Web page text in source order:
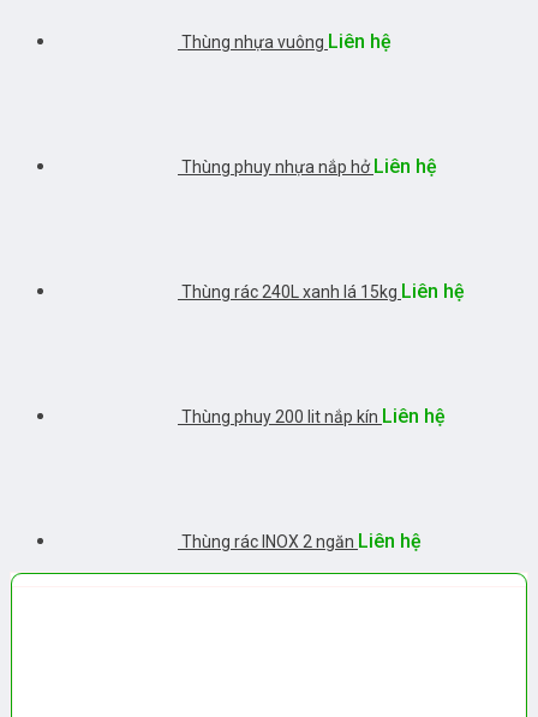
Thùng nhựa vuông Liên hệ
Thùng phuy nhựa nắp hở Liên hệ
Thùng rác 240L xanh lá 15kg Liên hệ
Thùng phuy 200 lit nắp kín Liên hệ
Thùng rác INOX 2 ngăn Liên hệ